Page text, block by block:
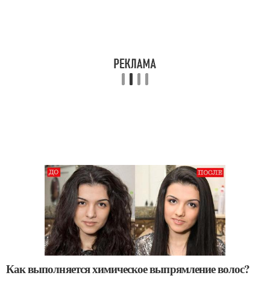
Как выполняется химическое выпрямление волос?